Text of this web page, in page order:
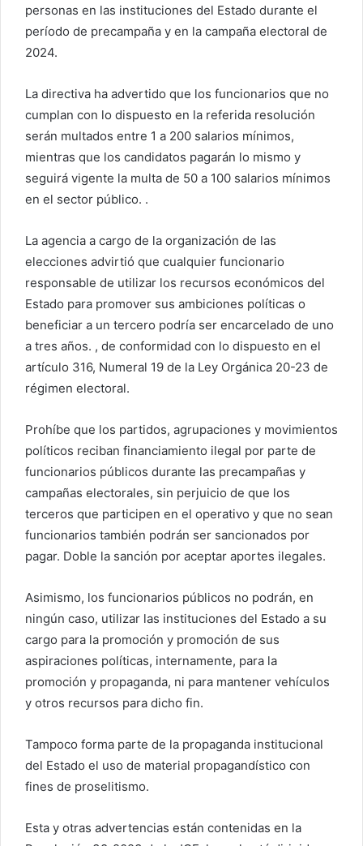
i
c
personas en las instituciones del Estado durante el
período de precampaña y en la campaña electoral de
2024.
La directiva ha advertido que los funcionarios que no
cumplan con lo dispuesto en la referida resolución
serán multados entre 1 a 200 salarios mínimos,
mientras que los candidatos pagarán lo mismo y
seguirá vigente la multa de 50 a 100 salarios mínimos
en el sector público. .
La agencia a cargo de la organización de las
elecciones advirtió que cualquier funcionario
responsable de utilizar los recursos económicos del
Estado para promover sus ambiciones políticas o
beneficiar a un tercero podría ser encarcelado de uno
a tres años. , de conformidad con lo dispuesto en el
artículo 316, Numeral 19 de la Ley Orgánica 20-23 de
régimen electoral.
Prohíbe que los partidos, agrupaciones y movimientos
políticos reciban financiamiento ilegal por parte de
funcionarios públicos durante las precampañas y
campañas electorales, sin perjuicio de que los
terceros que participen en el operativo y que no sean
funcionarios también podrán ser sancionados por
pagar. Doble la sanción por aceptar aportes ilegales.
Asimismo, los funcionarios públicos no podrán, en
ningún caso, utilizar las instituciones del Estado a su
cargo para la promoción y promoción de sus
aspiraciones políticas, internamente, para la
promoción y propaganda, ni para mantener vehículos
y otros recursos para dicho fin.
Tampoco forma parte de la propaganda institucional
del Estado el uso de material propagandístico con
fines de proselitismo.
Esta y otras advertencias están contenidas en la